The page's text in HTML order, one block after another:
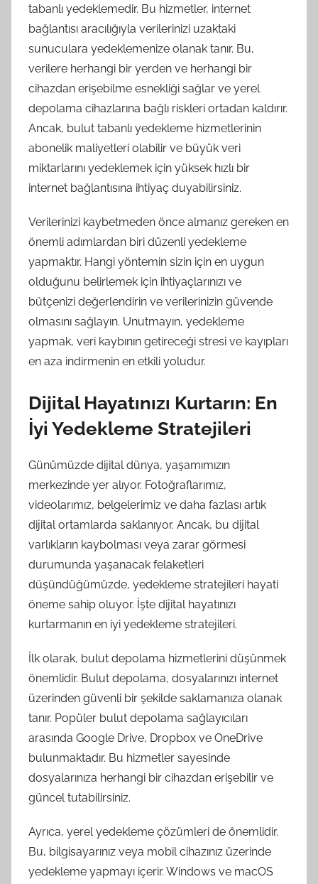
tabanlı yedeklemedir. Bu hizmetler, internet
bağlantısı aracılığıyla verilerinizi uzaktaki
sunuculara yedeklemenize olanak tanır. Bu,
verilere herhangi bir yerden ve herhangi bir
cihazdan erişebilme esnekliği sağlar ve yerel
depolama cihazlarına bağlı riskleri ortadan kaldırır.
Ancak, bulut tabanlı yedekleme hizmetlerinin
abonelik maliyetleri olabilir ve büyük veri
miktarlarını yedeklemek için yüksek hızlı bir
internet bağlantısına ihtiyaç duyabilirsiniz.
Verilerinizi kaybetmeden önce almanız gereken en
önemli adımlardan biri düzenli yedekleme
yapmaktır. Hangi yöntemin sizin için en uygun
olduğunu belirlemek için ihtiyaçlarınızı ve
bütçenizi değerlendirin ve verilerinizin güvende
olmasını sağlayın. Unutmayın, yedekleme
yapmak, veri kaybının getireceği stresi ve kayıpları
en aza indirmenin en etkili yoludur.
Dijital Hayatınızı Kurtarın: En
İyi Yedekleme Stratejileri
Günümüzde dijital dünya, yaşamımızın
merkezinde yer alıyor. Fotoğraflarımız,
videolarımız, belgelerimiz ve daha fazlası artık
dijital ortamlarda saklanıyor. Ancak, bu dijital
varlıkların kaybolması veya zarar görmesi
durumunda yaşanacak felaketleri
düşündüğümüzde, yedekleme stratejileri hayati
öneme sahip oluyor. İşte dijital hayatınızı
kurtarmanın en iyi yedekleme stratejileri.
İlk olarak, bulut depolama hizmetlerini düşünmek
önemlidir. Bulut depolama, dosyalarınızı internet
üzerinden güvenli bir şekilde saklamanıza olanak
tanır. Popüler bulut depolama sağlayıcıları
arasında Google Drive, Dropbox ve OneDrive
bulunmaktadır. Bu hizmetler sayesinde
dosyalarınıza herhangi bir cihazdan erişebilir ve
güncel tutabilirsiniz.
Ayrıca, yerel yedekleme çözümleri de önemlidir.
Bu, bilgisayarınız veya mobil cihazınız üzerinde
yedekleme yapmayı içerir. Windows ve macOS